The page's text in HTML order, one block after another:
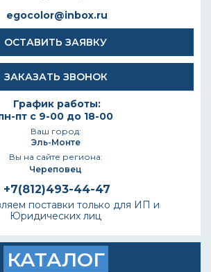
egocolor@inbox.ru
ОСТАВИТЬ ЗАЯВКУ
ЗАКАЗАТЬ ЗВОНОК
График работы:
пт с 9-00 до 18-00
Ваш город:
Эль-Монте
Вы на сайте региона:
Череповец
+7(812)493-44-47
поставки только для ИП и
Юридических лиц
КАТАЛОГ